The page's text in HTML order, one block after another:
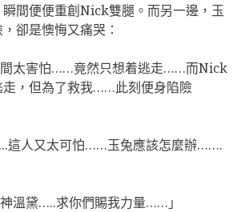
間便便重創Nick雙腿。而另一邊，玉
卻是懊悔又痛哭：
間太害怕……竟然只想着逃走……而Nick
走，但為了救我……此刻便身陷險
這人又太可怕……玉兔應該怎麼辦…….
溫黛…..求你們賜我力量……」